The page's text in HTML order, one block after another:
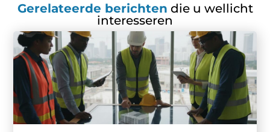
Gerelateerde berichten die u wellicht
interesseren